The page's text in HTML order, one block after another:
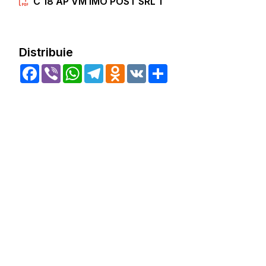
Distribuie
Facebook
Viber WhatsApp
TelegramOdnoklassniki
VK